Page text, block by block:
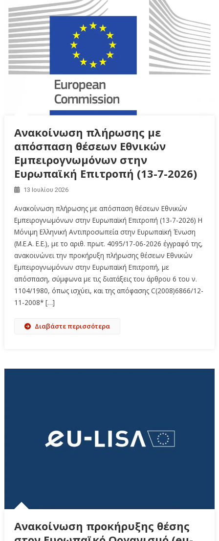
Ανακοίνωση πλήρωσης με
απόσπαση θέσεων Εθνικών
Εμπειρογνωμόνων στην
Ευρωπαϊκή Επιτροπή (13-7-2026)
13 Ιουλίου 2026
Ανακοίνωση πλήρωσης με απόσπαση θέσεων Εθνικών
Εμπειρογνωμόνων στην Ευρωπαϊκή Επιτροπή (13-7-2026) Η
Μόνιμη Ελληνική Αντιπροσωπεία στην Ευρωπαϊκή Ένωση
(Μ.Ε.Α. Ε.Ε.), με το αριθ. πρωτ. 4095/17-06-2026 έγγραφό της,
ανακοινώνει την προκήρυξη πλήρωσης θέσεων Εθνικών
Εμπειρογνωμόνων στην Ευρωπαϊκή Επιτροπή, με
απόσπαση, σύμφωνα με τις διατάξεις του άρθρου 6 του ν.
1104/1980, όπως ισχύει, και της απόφασης C(2008)6866/12-
11-2008* […]
Διαβάστε περισσότερα
Ανακοίνωση προκήρυξης θέσης